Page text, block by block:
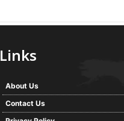
Links
About Us
Contact Us